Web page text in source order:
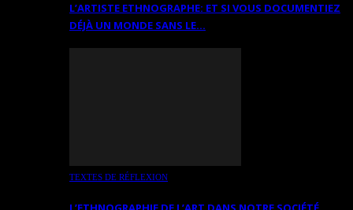
L’ARTISTE ETHNOGRAPHE: ET SI VOUS DOCUMENTIEZ
DÉJÀ UN MONDE SANS LE…
TEXTES DE RÉFLEXION